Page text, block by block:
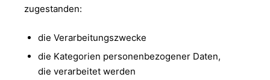
zugestanden:
die Verarbeitungszwecke
die Kategorien personenbezogener Daten,
die verarbeitet werden